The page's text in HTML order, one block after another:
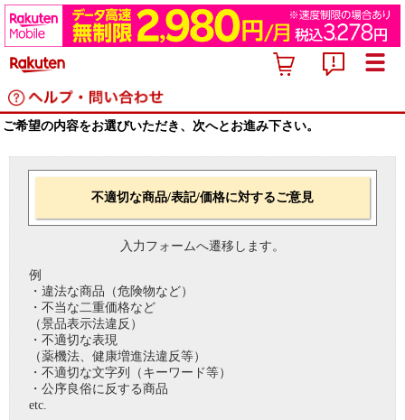
ご希望の内容をお選びいただき、次へとお進み下さい。
不適切な商品/表記/価格に対するご意見
入力フォームへ遷移します。
例
・違法な商品（危険物など）
・不当な二重価格など
（景品表示法違反）
・不適切な表現
（薬機法、健康増進法違反等）
・不適切な文字列（キーワード等）
・公序良俗に反する商品
etc.